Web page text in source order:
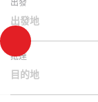
出發
出發地
抵達
目的地